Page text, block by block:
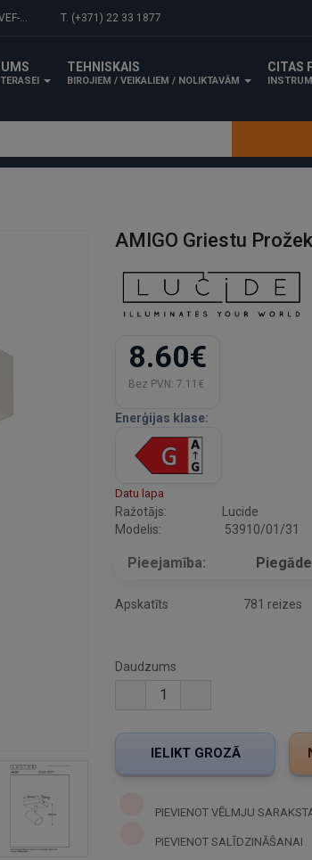
tilta. T. (+371) 22 33 1877
TEHNISKAIS
BIROJIEM / VEIKALIEM / NOLIKTAVĀM
CITAS
AMIGO Griestu
8.60€
Bez PVN: 7.11€
Enerģijas klase:
Datu lapa
Ražotājs:
Lucide
Modelis:
53910/01/31
Pieejamība:
Apskatīts 781 reizes
Daudzums
PIEVIENOT VĒLMJU
PIEVIENOT SALĪDZINĀŠANAI